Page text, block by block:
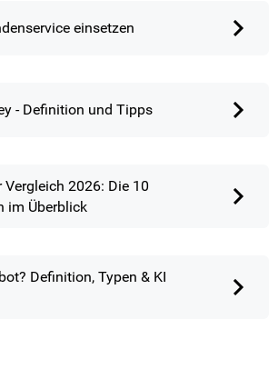
einsetzen
- Definition und Tipps
Vergleich 2026: Die 10
im Überblick
Definition, Typen & KI